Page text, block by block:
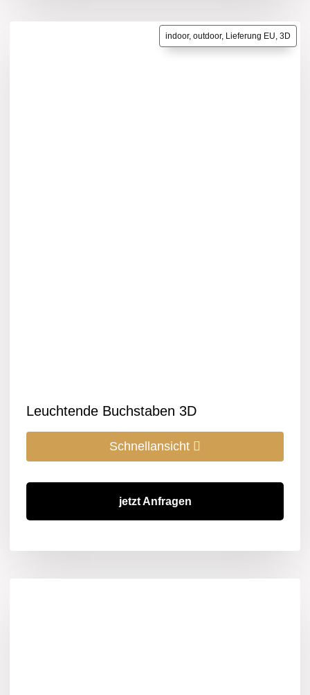
indoor, outdoor, Lieferung EU, 3D
Leuchtende Buchstaben 3D
Schnellansicht
jetzt Anfragen